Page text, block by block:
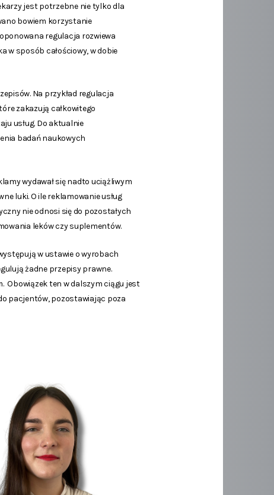
jest potrzebne nie tylko dla
bowiem korzystanie
regulacja rozwiewa
w sposób całościowy, w dobie
Na przykład regulacja
zakazują całkowitego
usług. Do aktualnie
badań naukowych
wydawał się nadto uciążliwym
luki. O ile reklamowanie usług
nie odnosi się do pozostałych
leków czy suplementów.
w ustawie o wyrobach
żadne przepisy prawne.
Obowiązek ten w dalszym ciągu jest
pacjentów, pozostawiając poza